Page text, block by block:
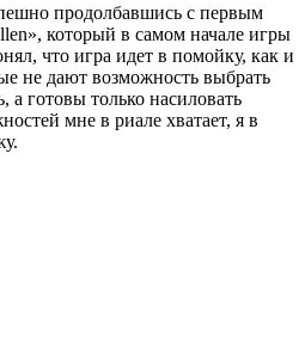
продолбавшись с первым
который в самом начале игры
что игра идет в помойку, как и
не дают возможность выбрать
готовы только насиловать
мне в риале хватает, я в